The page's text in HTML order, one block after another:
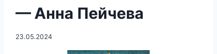
— Анна Пейчева
23.05.2024